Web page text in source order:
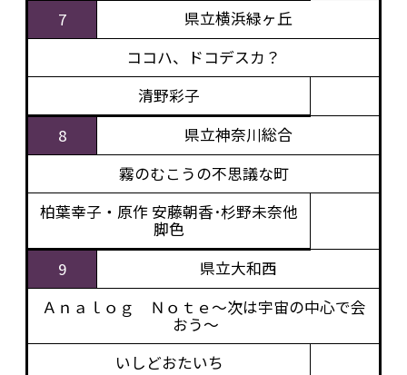
7
県立横浜緑ヶ丘
ココハ、ドコデスカ？
清野彩子
8
県立神奈川総合
霧のむこうの不思議な町
柏葉幸子・原作 安藤朝香･杉野未奈他
脚色
9
県立大和西
Ａｎａｌｏｇ Ｎｏｔｅ～次は宇宙の中心で会
おう～
いしどおたいち